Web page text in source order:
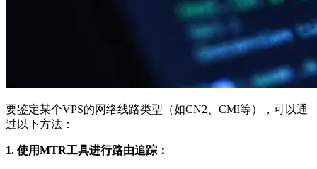
要鉴定某个VPS的网络线路类型（如CN2、CMI等），可以通
过以下方法：
1. 使用MTR工具进行路由追踪：